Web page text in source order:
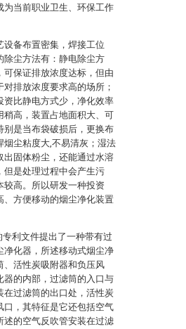
为当前职业卫生、环保工作
备布置密集，焊接工位
除尘方法有：静电除尘方
保证排放浓度达标，但由
排放浓度要求高的场所；
资比静电方式少，净化效率
稍高，装置占地面积大、可
别是当布袋破损后，更换布
尘粘度大,不易清灰；湿法
固体粉尘，还能通过水溶
但是处理过程中会产生污
高。所以研发一种投资
、方便移动的烟尘净化装置
利文件提出了一种带有过
净化器，所述移动式烟尘净
、活性炭吸附器和负压风
器的内部，过滤筒的入口与
在过滤筒的出口处，活性炭
口，其特征是它还包括空气
述的空气反吹管安装在过滤